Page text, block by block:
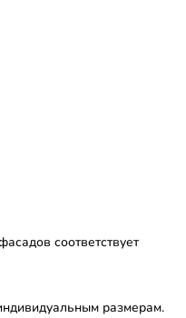
соответствует
размерам.